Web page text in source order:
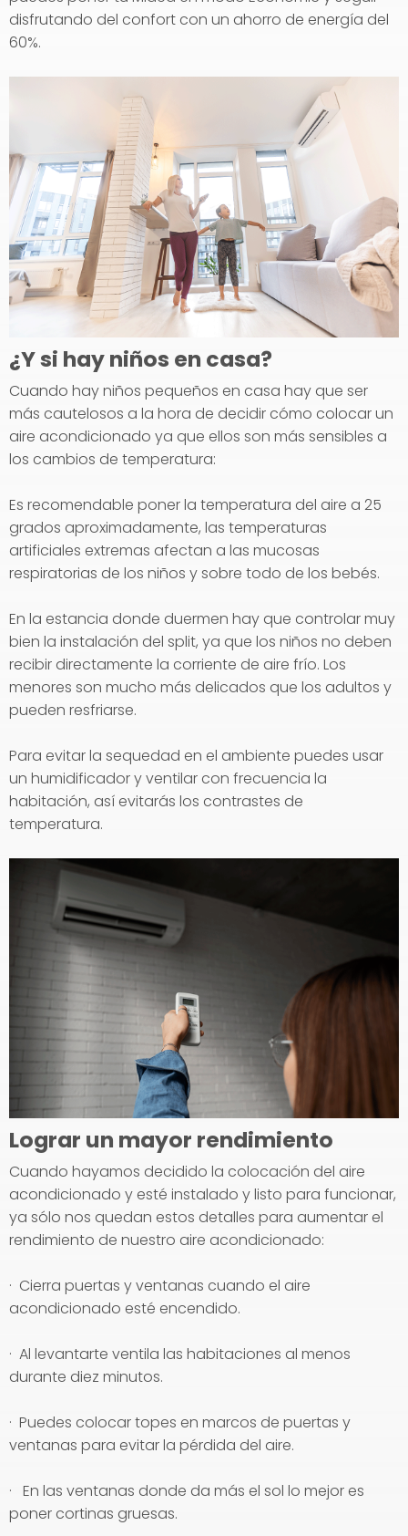
disfrutando del confort con un ahorro de energía del
60%.
¿Y si hay niños en casa?
Cuando hay niños pequeños en casa hay que ser
más cautelosos a la hora de decidir cómo colocar un
aire acondicionado ya que ellos son más sensibles a
los cambios de temperatura:
Es recomendable poner la temperatura del aire a 25
grados aproximadamente, las temperaturas
artificiales extremas afectan a las mucosas
respiratorias de los niños y sobre todo de los bebés.
En la estancia donde duermen hay que controlar muy
bien la instalación del split, ya que los niños no deben
recibir directamente la corriente de aire frío. Los
menores son mucho más delicados que los adultos y
pueden resfriarse.
Para evitar la sequedad en el ambiente puedes usar
un humidificador y ventilar con frecuencia la
habitación, así evitarás los contrastes de
temperatura.
Lograr un mayor rendimiento
Cuando hayamos decidido la colocación del aire
acondicionado y esté instalado y listo para funcionar,
ya sólo nos quedan estos detalles para aumentar el
rendimiento de nuestro aire acondicionado:
· Cierra puertas y ventanas cuando el aire
acondicionado esté encendido.
· Al levantarte ventila las habitaciones al menos
durante diez minutos.
· Puedes colocar topes en marcos de puertas y
ventanas para evitar la pérdida del aire.
· En las ventanas donde da más el sol lo mejor es
poner cortinas gruesas.